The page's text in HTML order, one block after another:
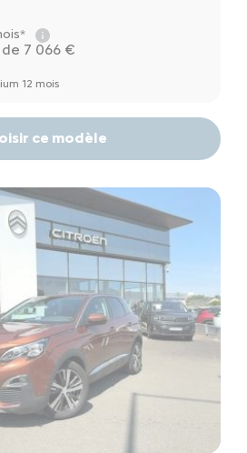
de 7 066 €
12 mois
ce modèle